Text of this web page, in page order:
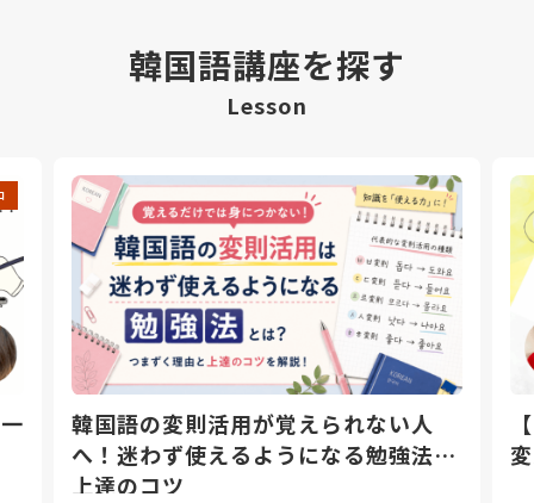
韓国語講座を探す
Lesson
韓国語の変則活用が覚えられない人
へ！迷わず使えるようになる勉強法と
上達のコツ